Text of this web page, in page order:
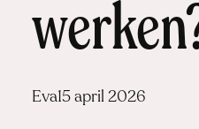
Posted
Eva15 april 2026